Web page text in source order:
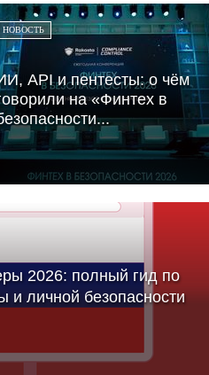
НОВОСТЬ
API и пентесты: о чём
на «Финтех в
2026: полный гид по
и личной безопасности